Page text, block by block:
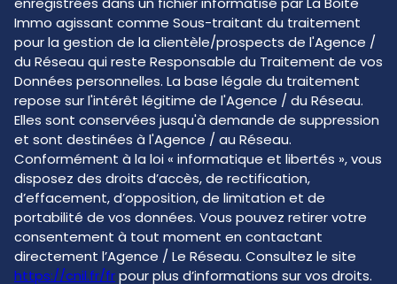
Immo agissant comme Sous-traitant du traitement
pour la gestion de la clientèle/prospects de l'Agence /
du Réseau qui reste Responsable du Traitement de vos
Données personnelles. La base légale du traitement
repose sur l'intérêt légitime de l'Agence / du Réseau.
Elles sont conservées jusqu'à demande de suppression
et sont destinées à l'Agence / au Réseau.
Conformément à la loi « informatique et libertés », vous
disposez des droits d’accès, de rectification,
d’effacement, d’opposition, de limitation et de
portabilité de vos données. Vous pouvez retirer votre
consentement à tout moment en contactant
directement l’Agence / Le Réseau. Consultez le site
https://cnil.fr/frpour plus d’informations sur vos droits.